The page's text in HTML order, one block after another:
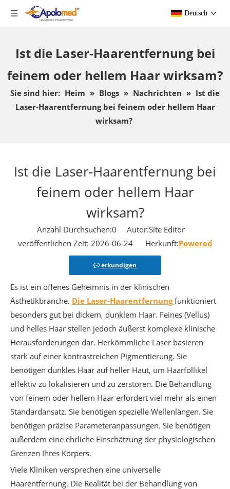
Deutsch
Ist die Laser-Haarentfernung bei
feinem oder hellem Haar wirksam?
Sie sind hier: Heim » Blogs » Nachrichten » Ist die
Laser-Haarentfernung bei feinem oder hellem Haar
wirksam?
Ist die Laser-Haarentfernung bei
feinem oder hellem Haar
wirksam?
Anzahl Durchsuchen:0 Autor:Site Editor
veröffentlichen Zeit: 2026-06-24 Herkunft:Powered
erkundigen
Es ist ein offenes Geheimnis in der klinischen
Ästhetikbranche. Die Laser-Haarentfernungfunktioniert
besonders gut bei dickem, dunklem Haar. Feines (Vellus)
und helles Haar stellen jedoch äußerst komplexe klinische
Herausforderungen dar. Herkömmliche Laser basieren
stark auf einer kontrastreichen Pigmentierung. Sie
benötigen dunkles Haar auf heller Haut, um Haarfollikel
effektiv zu lokalisieren und zu zerstören. Die Behandlung
von feinem oder hellem Haar erfordert viel mehr als einen
Standardansatz. Sie benötigen spezielle Wellenlängen. Sie
benötigen präzise Parameteranpassungen. Sie benötigen
außerdem eine ehrliche Einschätzung der physiologischen
Grenzen Ihres Körpers.
Viele Kliniken versprechen eine universelle
Haarentfernung. Die Realität bei der Behandlung von